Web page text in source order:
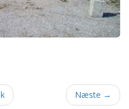
Næste →